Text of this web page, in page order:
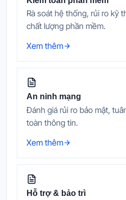
Rà soát hệ thống, rủi ro kỹ
chất lượng phần mềm.
Xem thêm
An ninh mạng
Đánh giá rủi ro bảo mật,
toàn thông tin.
Xem thêm
Hỗ trợ & bảo trì